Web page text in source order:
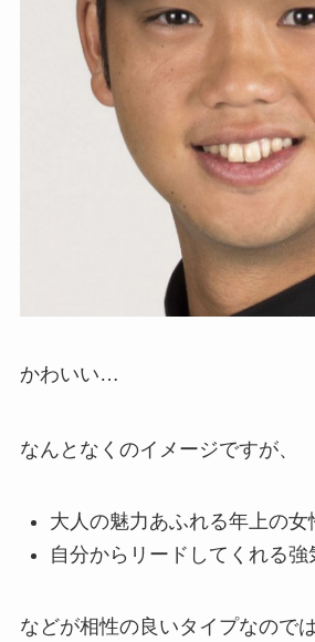
かわいい…
なんとなくのイメージですが、
大人の魅力あふれる年上の女
自分からリードしてくれる強
などが相性の良いタイプなので